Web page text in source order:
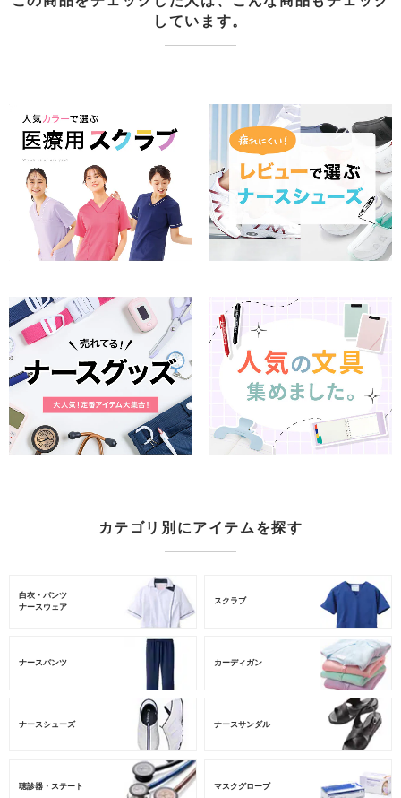
しています。
カテゴリ別にアイテムを探す
白衣・パンツ
ナースウェア
スクラブ
ナースパンツ カーディガン
ナースシューズ ナースサンダル
聴診器・ステート マスクグローブ